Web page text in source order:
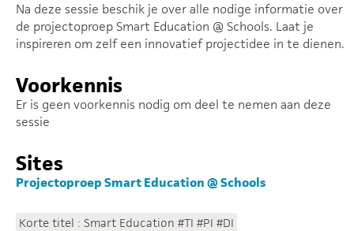
Na deze sessie beschik je over alle nodige informatie over
de projectoproep Smart Education @ Schools. Laat je
inspireren om zelf een innovatief projectidee in te dienen.
Voorkennis
Er is geen voorkennis nodig om deel te nemen aan deze
sessie
Sites
Projectoproep Smart Education @ Schools
Korte titel : Smart Education #TI #PI #DI